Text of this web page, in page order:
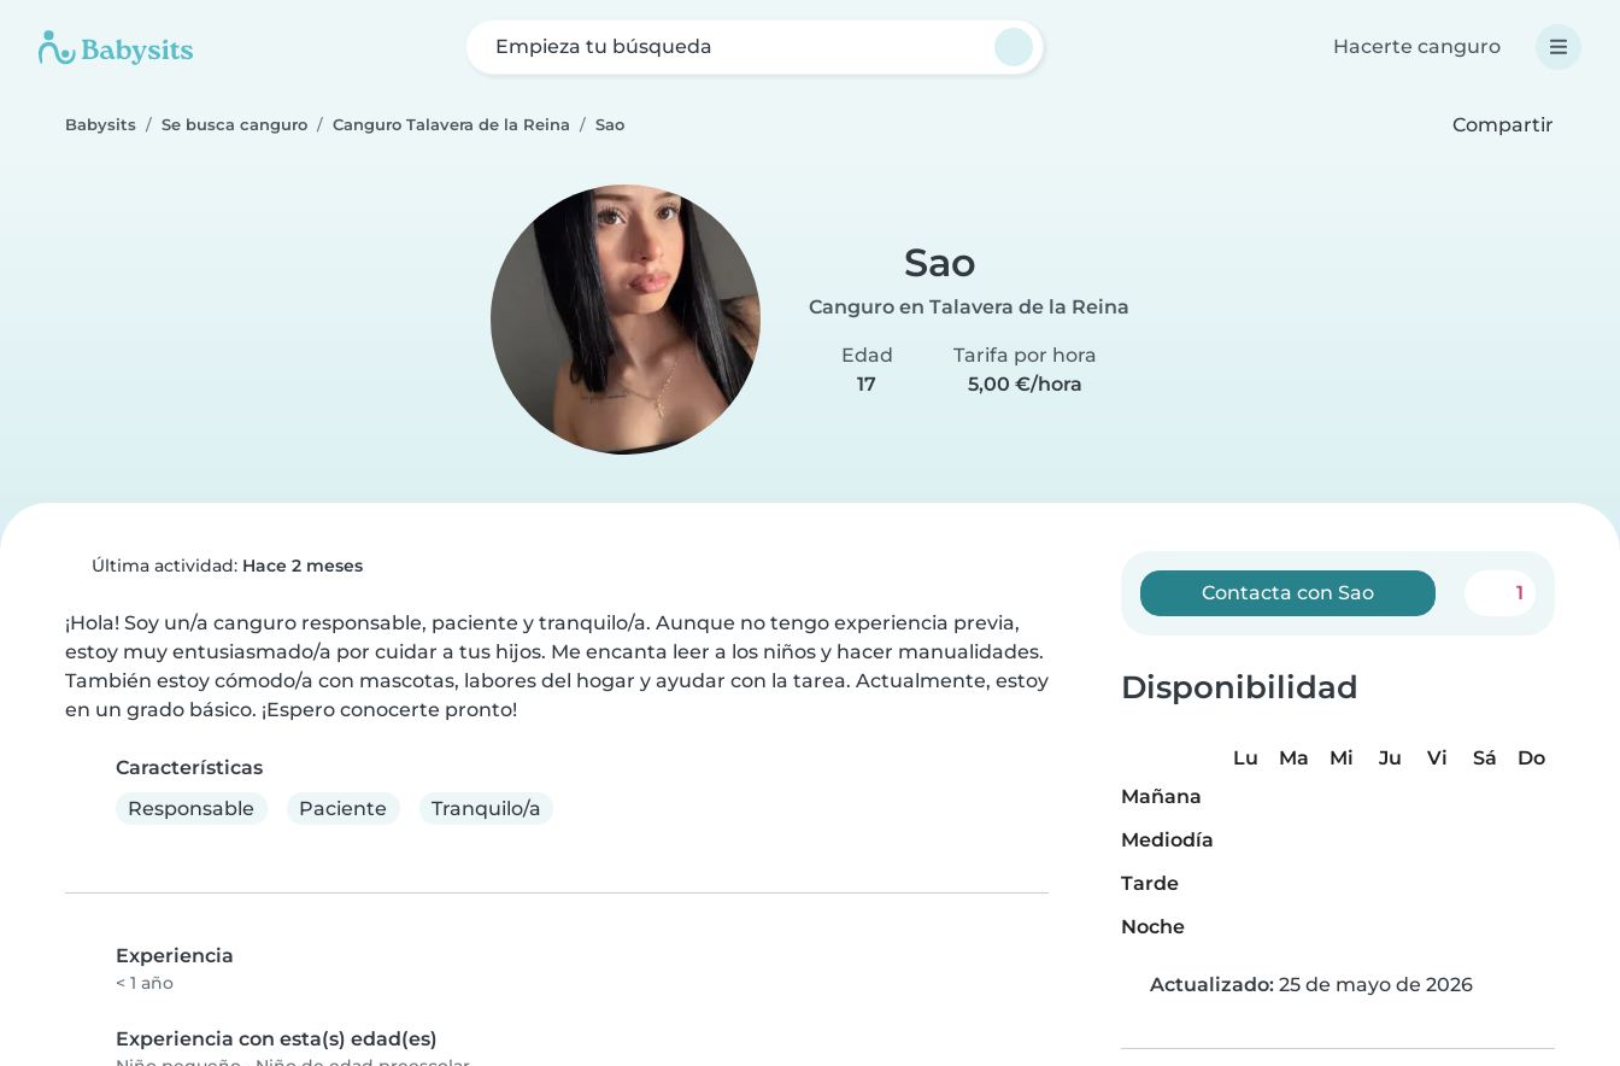
Empieza tu búsqueda Hacerte canguro
Babysits Se busca canguro Canguro Talavera de la Reina Sao Compartir
Sao
Canguro en Talavera de la Reina
Edad
17
Tarifa por hora
5,00 €/hora
Última actividad: Hace 2 meses
¡Hola! Soy un/a canguro responsable, paciente y tranquilo/a. Aunque no tengo experiencia previa,
estoy muy entusiasmado/a por cuidar a tus hijos. Me encanta leer a los niños y hacer manualidades.
También estoy cómodo/a con mascotas, labores del hogar y ayudar con la tarea. Actualmente, estoy
en un grado básico. ¡Espero conocerte pronto!
Características
Responsable
Paciente Tranquilo/a
Experiencia
< 1 año
Experiencia con esta(s) edad(es)
Contacta con Sao 1
Disponibilidad
Lu Ma Mi Ju Vi Sá
Do
Mañana
Mediodía
Tarde
Noche
Actualizado: 25 de mayo de 2026